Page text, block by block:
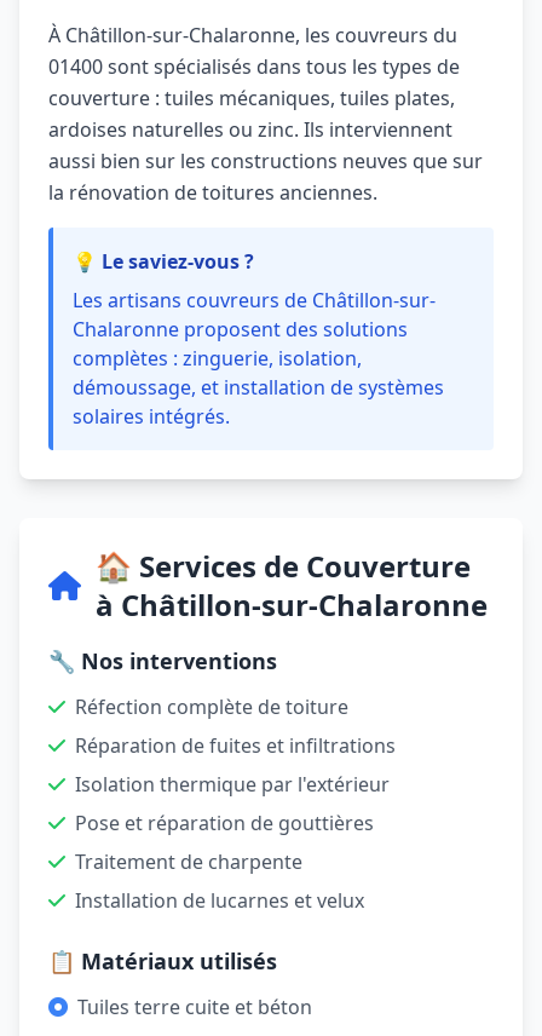
À Châtillon-sur-Chalaronne, les couvreurs du
01400 sont spécialisés dans tous les types de
couverture : tuiles mécaniques, tuiles plates,
ardoises naturelles ou zinc. Ils interviennent
aussi bien sur les constructions neuves que sur
la rénovation de toitures anciennes.
💡 Le saviez-vous ?
Les artisans couvreurs de Châtillon-sur-
Chalaronne proposent des solutions
complètes : zinguerie, isolation,
démoussage, et installation de systèmes
solaires intégrés.
🏠 Services de Couverture
à Châtillon-sur-Chalaronne
🔧 Nos interventions
Réfection complète de toiture
Réparation de fuites et infiltrations
Isolation thermique par l'extérieur
Pose et réparation de gouttières
Traitement de charpente
Installation de lucarnes et velux
📋 Matériaux utilisés
Tuiles terre cuite et béton